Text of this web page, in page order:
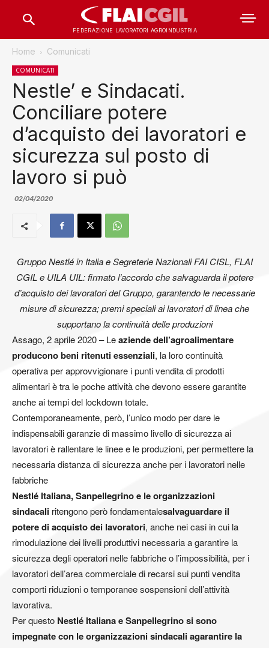
FEDERAZIONE LAVORATORI AGROINDUSTRIA
Home Comunicati
COMUNICATI
Nestle’ e Sindacati.
Conciliare potere
d’acquisto dei lavoratori e
sicurezza sul posto di
lavoro si può
02/04/2020
Gruppo Nestlé in Italia e Segreterie Nazionali FAI CISL, FLAI
CGIL e UILA UIL: firmato l’accordo che salvaguarda il potere
d’acquisto dei lavoratori del Gruppo, garantendo le necessarie
misure di sicurezza; premi speciali ai lavoratori di linea che
supportano la continuità delle produzioni
Assago, 2 aprile 2020 – Leaziende dell’agroalimentare
producono beni ritenuti essenziali, la loro continuità
operativa per approvvigionare i punti vendita di prodotti
alimentari è tra le poche attività che devono essere garantite
anche ai tempi del lockdown totale.
Contemporaneamente, però, l’unico modo per dare le
indispensabili garanzie di massimo livello di sicurezza ai
lavoratori è rallentare le linee e le produzioni, per permettere la
necessaria distanza di sicurezza anche per i lavoratori nelle
fabbriche
Nestlé Italiana, Sanpellegrino e le organizzazioni
sindacali ritengono però fondamentalesalvaguardare il
potere di acquisto dei lavoratori, anche nei casi in cui la
rimodulazione dei livelli produttivi necessaria a garantire la
sicurezza degli operatori nelle fabbriche o l’impossibilità, per i
lavoratori dell’area commerciale di recarsi sui punti vendita
comporti riduzioni o temporanee sospensioni dell’attività
lavorativa.
Per questo Nestlé Italiana e Sanpellegrino si sono
impegnate con le organizzazioni sindacali agarantire la